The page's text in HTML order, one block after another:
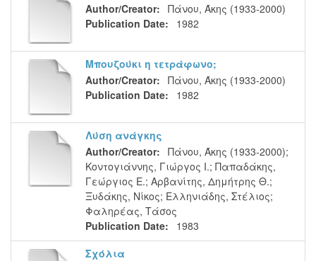
Author/Creator: Πάνου, Άκης (1933-2000)
Publication Date:
1982
Μπουζούκι η τετράφωνο;
Author/Creator: Πάνου, Άκης (1933-2000)
Publication Date:
1982
Λύση ανάγκης
Author/Creator: Πάνου, Άκης (1933-2000);
Κοντογιάννης, Γιώργος Ι.; Παπαδάκης,
Γεώργιος Ε.; Αρβανίτης, Δημήτρης Θ.;
Ξυδάκης, Νίκος; Ελληνιάδης, Στέλιος;
Φαληρέας, Τάσος
Publication Date:
1983
Σχόλια